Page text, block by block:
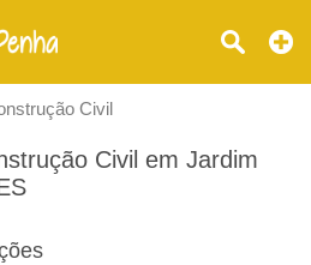
Civil
Civil em Jardim